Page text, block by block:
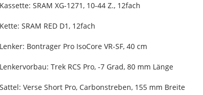
Kassette: SRAM XG-1271, 10-44 Z., 12fach
Kette: SRAM RED D1, 12fach
Lenker: Bontrager Pro IsoCore VR-SF, 40 cm
Lenkervorbau: Trek RCS Pro, -7 Grad, 80 mm Länge
Sattel: Verse Short Pro, Carbonstreben, 155 mm Breite